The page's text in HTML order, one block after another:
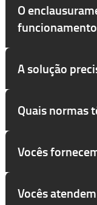
O
A solução
Quais normas
Vocês
Vocês